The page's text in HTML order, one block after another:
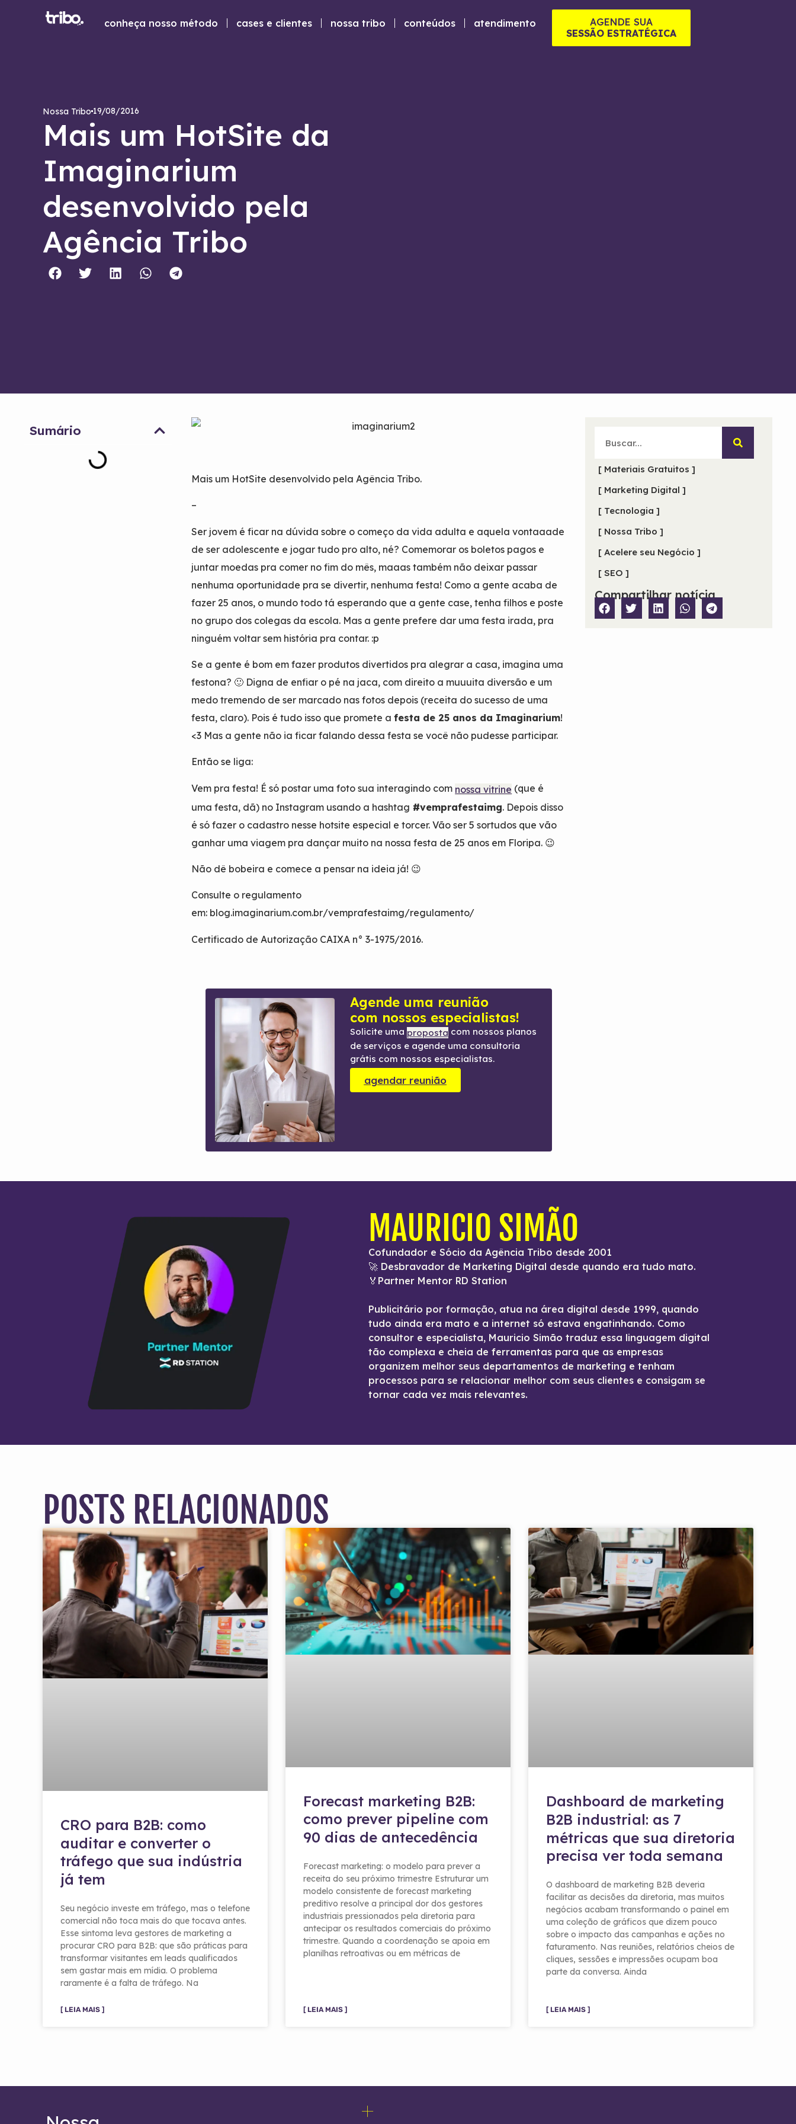
conheça nosso método cases e clientes nossa tribo conteúdos atendimento
AGENDE SUA
SESSÃO ESTRATÉGICA
Nossa Tribo 19/08/2016
Mais um HotSite da
Imaginarium
desenvolvido pela
Agência Tribo
Sumário
Mais um HotSite desenvolvido pela Agência Tribo.
–
Ser jovem é ficar na dúvida sobre o começo da vida adulta e aquela vontaaade
de ser adolescente e jogar tudo pro alto, né? Comemorar os boletos pagos e
juntar moedas pra comer no fim do mês, maaas também não deixar passar
nenhuma oportunidade pra se divertir, nenhuma festa! Como a gente acaba de
fazer 25 anos, o mundo todo tá esperando que a gente case, tenha filhos e poste
no grupo dos colegas da escola. Mas a gente prefere dar uma festa irada, pra
ninguém voltar sem história pra contar. :p
Se a gente é bom em fazer produtos divertidos pra alegrar a casa, imagina uma
festona? 🙂 Digna de enfiar o pé na jaca, com direito a muuuita diversão e um
medo tremendo de ser marcado nas fotos depois (receita do sucesso de uma
festa, claro). Pois é tudo isso que promete afesta de 25 anos da Imaginarium!
<3 Mas a gente não ia ficar falando dessa festa se você não pudesse participar.
Então se liga:
Vem pra festa! É só postar uma foto sua interagindo com nossa vitrine (que é
uma festa, dã) no Instagram usando a hashtag #vemprafestaimg. Depois disso
é só fazer o cadastro nesse hotsite especial e torcer. Vão ser 5 sortudos que vão
ganhar uma viagem pra dançar muito na nossa festa de 25 anos em Floripa. 😉
Não dê bobeira e comece a pensar na ideia já! 😉
Consulte o regulamento
em: blog.imaginarium.com.br/vemprafestaimg/regulamento/
Certificado de Autorização CAIXA n° 3-1975/2016.
Agende uma reunião
com nossos especialistas!
Solicite uma proposta com nossos planos
de serviços e agende uma consultoria
grátis com nossos especialistas.
agendar reunião
[ Materiais Gratuitos ]
[ Marketing Digital ]
[ Tecnologia ]
[ Nossa Tribo ]
[ Acelere seu Negócio ]
[ SEO ]
Compartilhar notícia
MAURICIO SIMÃO
Cofundador e Sócio da Agência Tribo desde 2001
🚀 Desbravador de Marketing Digital desde quando era tudo mato.
🏅Partner Mentor RD Station
Publicitário por formação, atua na área digital desde 1999, quando
tudo ainda era mato e a internet só estava engatinhando. Como
consultor e especialista, Mauricio Simão traduz essa linguagem digital
tão complexa e cheia de ferramentas para que as empresas
organizem melhor seus departamentos de marketing e tenham
processos para se relacionar melhor com seus clientes e consigam se
tornar cada vez mais relevantes.
POSTS RELACIONADOS
CRO para B2B: como
auditar e converter o
tráfego que sua indústria
já tem
Seu negócio investe em tráfego, mas o telefone
comercial não toca mais do que tocava antes.
Esse sintoma leva gestores de marketing a
procurar CRO para B2B: que são práticas para
transformar visitantes em leads qualificados
sem gastar mais em mídia. O problema
raramente é a falta de tráfego. Na
[ LEIA MAIS ]
Forecast marketing B2B:
como prever pipeline com
90 dias de antecedência
Forecast marketing: o modelo para prever a
receita do seu próximo trimestre Estruturar um
modelo consistente de forecast marketing
preditivo resolve a principal dor dos gestores
industriais pressionados pela diretoria para
antecipar os resultados comerciais do próximo
trimestre. Quando a coordenação se apoia em
planilhas retroativas ou em métricas de
[ LEIA MAIS ]
Dashboard de marketing
B2B industrial: as 7
métricas que sua diretoria
precisa ver toda semana
O dashboard de marketing B2B deveria
facilitar as decisões da diretoria, mas muitos
negócios acabam transformando o painel em
uma coleção de gráficos que dizem pouco
sobre o impacto das campanhas e ações no
faturamento. Nas reuniões, relatórios cheios de
cliques, sessões e impressões ocupam boa
parte da conversa. Ainda
[ LEIA MAIS ]